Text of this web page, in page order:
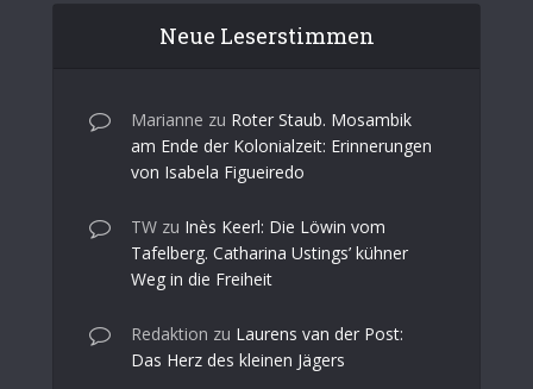
Neue Leserstimmen
Marianne zu Roter Staub. Mosambik
am Ende der Kolonialzeit: Erinnerungen
von Isabela Figueiredo
TW zu Inès Keerl: Die Löwin vom
Tafelberg. Catharina Ustings’ kühner
Weg in die Freiheit
Redaktion zu Laurens van der Post:
Das Herz des kleinen Jägers